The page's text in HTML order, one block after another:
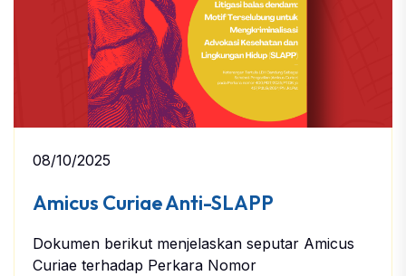
08/10/2025
Amicus Curiae Anti-SLAPP
Dokumen berikut menjelaskan seputar Amicus
Curiae terhadap Perkara Nomor